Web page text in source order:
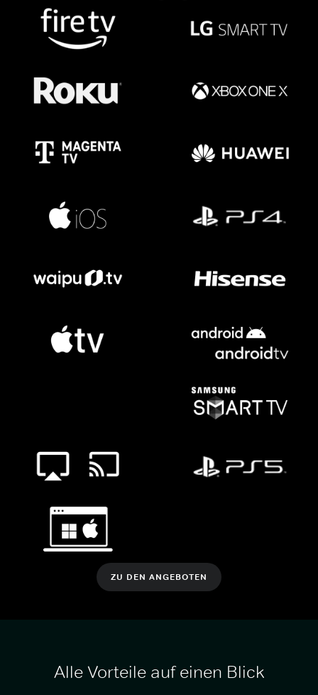
ZU DEN ANGEBOTEN
Alle Vorteile auf einen Blick